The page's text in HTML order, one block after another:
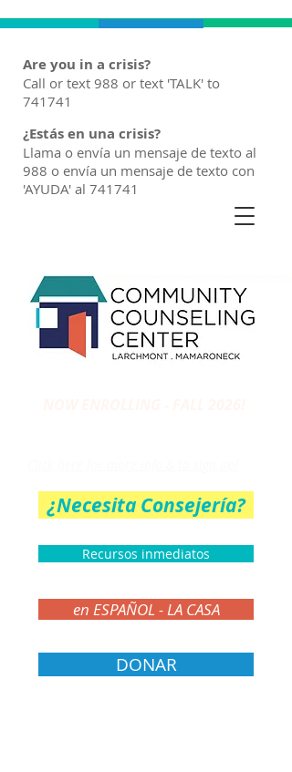
Are you in a crisis?
Call or text 988 or text 'TALK' to
741741
¿Estás en una crisis?
Llama o envía un mensaje de texto al
988 o envía un mensaje de texto con
'AYUDA' al 741741
¿Necesita Consejería?
Recursos inmediatos
en ESPAÑOL - LA CASA
DONAR